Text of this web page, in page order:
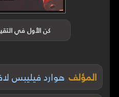
كن الأول في
المؤلف هوارد فيليبس